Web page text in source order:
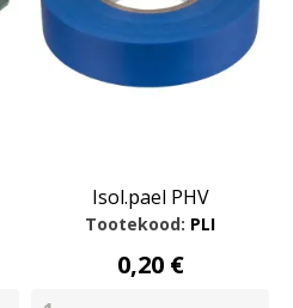
Isol.pael PHV
Tootekood: PLI
0,20 €